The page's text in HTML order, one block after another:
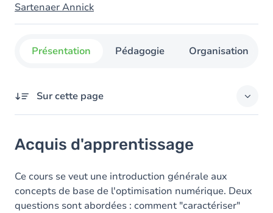
Sartenaer Annick
Présentation Pédagogie Organisation
Sur cette page
Objectifs
Contenu
Table des matières
Acquis d'apprentissage
Ce cours se veut une introduction générale aux
concepts de base de l'optimisation numérique. Deux
questions sont abordées : comment "caractériser"